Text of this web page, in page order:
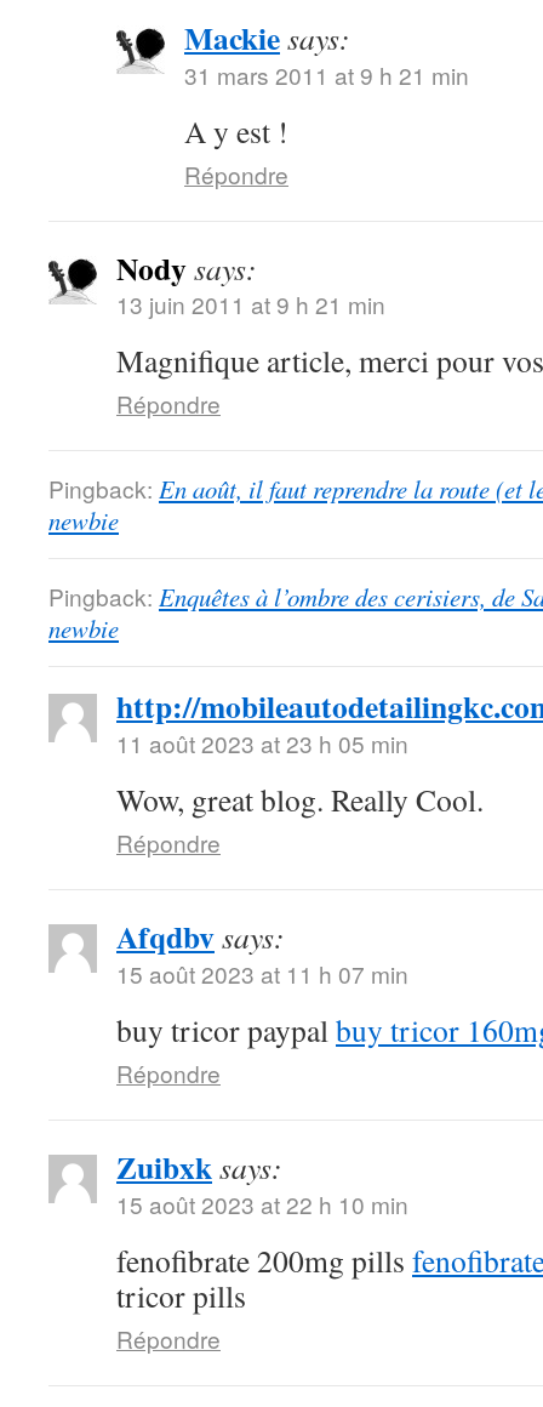
Mackiesays:
31 mars 2011 at 9 h 21 min
A y est !
Répondre
Nodysays:
13 juin 2011 at 9 h 21 min
Magnifique article, merci pour
Répondre
Pingback: En août, il faut reprendre la route (et
newbie
Pingback: Enquêtes à l’ombre des cerisiers, de
newbie
http://
11 août 2023 at 23 h 05 min
Wow, great blog. Really Cool.
Répondre
Afqdbvsays:
15 août 2023 at 11 h 07 min
buy tricor paypal buy tricor
Répondre
Zuibxksays:
15 août 2023 at 22 h 10 min
fenofibrate 200mg pills
tricor pills
Répondre